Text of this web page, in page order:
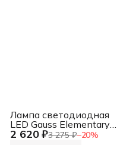
2 620 ₽3 275 ₽−20%
Лампа cветодиодная
LED Gauss Elementary
MR16 GU10 9W 640lm